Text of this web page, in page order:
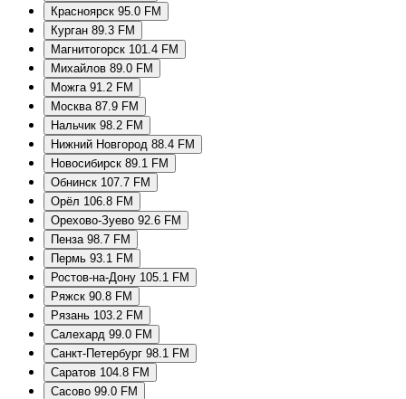
Красноярск 95.0 FM
Курган 89.3 FM
Магнитогорск 101.4 FM
Михайлов 89.0 FM
Можга 91.2 FM
Москва 87.9 FM
Нальчик 98.2 FM
Нижний Новгород 88.4 FM
Новосибирск 89.1 FM
Обнинск 107.7 FM
Орёл 106.8 FM
Орехово-Зуево 92.6 FM
Пенза 98.7 FM
Пермь 93.1 FM
Ростов-на-Дону 105.1 FM
Ряжск 90.8 FM
Рязань 103.2 FM
Салехард 99.0 FM
Санкт-Петербург 98.1 FM
Саратов 104.8 FM
Сасово 99.0 FM